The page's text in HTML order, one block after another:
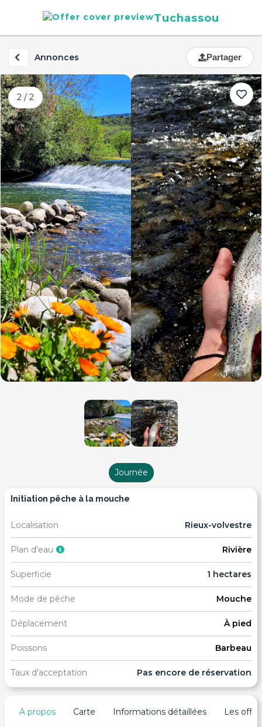
Tuchassou
Annonces Partager
2 / 2
Journée
initiation pêche à la mouche
Localisation Rieux-volvestre
Plan d'eau Rivière
Superficie 1 hectares
Mode de pêche Mouche
Déplacement À pied
Poissons Barbeau
Taux d'acceptation Pas encore de réservation
A propos Carte Informations détaillées Les